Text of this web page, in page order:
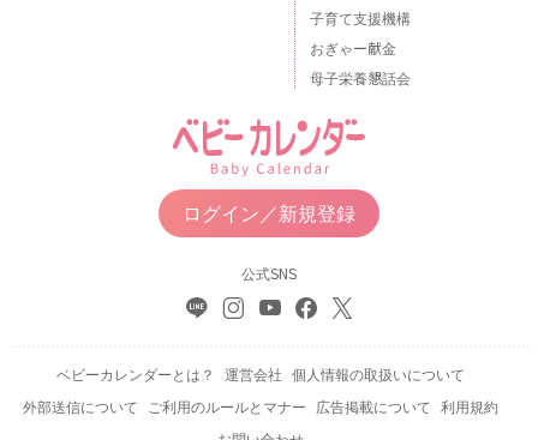
子育て支援機構
おぎゃー献金
母子栄養懇話会
ログイン／新規登録
公式SNS
ベビーカレンダーとは？ 運営会社 個人情報の取扱いについて
外部送信について
ご利用のルールとマナー 広告掲載について 利用規約